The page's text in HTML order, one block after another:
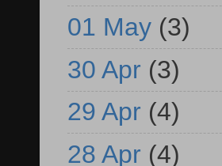
01 May (3)
30 Apr (3)
29 Apr (4)
28 Apr (4)